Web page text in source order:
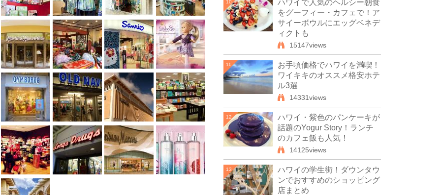
10
ハワイで人気のヘルシー朝食
をグーフィー・カフェで！ア
サイーボウルにエッグベネデ
ィクトも
15147views
11
お手頃価格でハワイを満喫！
ワイキキのオススメ格安ホテ
ル3選
14331views
12
ハワイ・紫色のパンケーキが
話題のYogur Story！ランチ
のカフェ飯も人気！
14125views
13
ハワイの学生街！ダウンタウ
ンでおすすめのショッピング
店まとめ